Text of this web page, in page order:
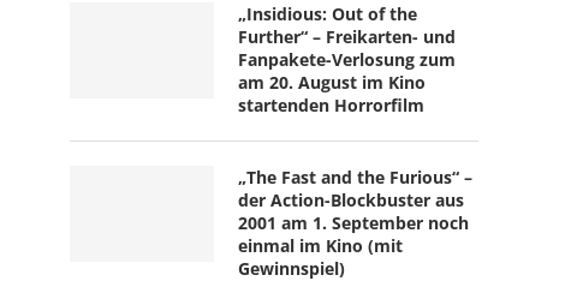
„Insidious: Out of the
Further“ – Freikarten- und
Fanpakete-Verlosung zum
am 20. August im Kino
startenden Horrorfilm
„The Fast and the Furious“ –
der Action-Blockbuster aus
2001 am 1. September noch
einmal im Kino (mit
Gewinnspiel)